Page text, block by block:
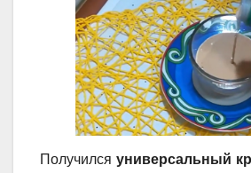
Получился универсальный